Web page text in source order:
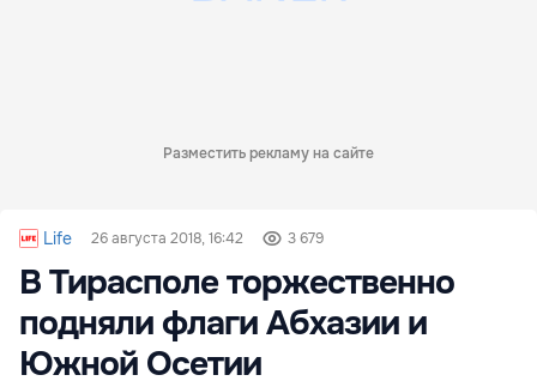
Разместить рекламу на сайте
Life 26 августа 2018, 16:42 3 679
В Тирасполе торжественно
подняли флаги Абхазии и
Южной Осетии